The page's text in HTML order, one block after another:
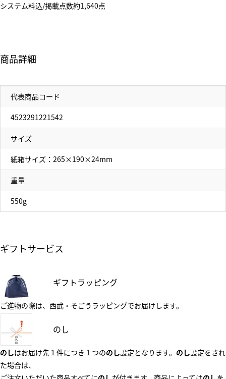
システム料込/掲載点数約1,640点
商品詳細
代表商品コード
4523291221542
サイズ
紙箱サイズ：265×190×24mm
重量
550g
ギフトサービス
ギフトラッピング
ご進物の際は、西武・そごうラッピングでお届けします。
のし
のしはお届け先１件につき１つののし設定となります。 のし設定をされ
た場合は、